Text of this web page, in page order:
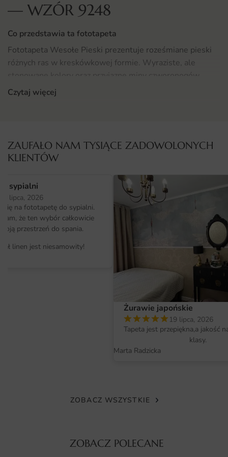
— WZÓR 9248
Co przedstawia ta fototapeta
Fototapeta Wesołe Pieski prezentuje roześmiane pieski
różnych ras w kreskówkowej formie. Wyraziste, ale
sprawiają, że dzieci uwielbiają tę kompozycję.
jak i w roli ozdobnego panelu nad meblem.
Gdzie sprawdzi się fototapeta wesołe Pieski
Ta kompozycja świetnie odnajdzie się w pokoju
dziecięcego, gdzie pełni rolę głównego akcentu
dekoracyjnego. Dobrze współgra z jasnymi meblami,
drewnianymi dodatkami oraz tekstyliami w naturalnych
porównaj różne style.
Dzięki uniwersalnej palecie barw motyw pasuje do
pomieszczeń o różnym metrażu – od kompaktowych
mieszkań po przestronne domy. Można go łączyć z
gładkimi, jednokolorowymi ścianami, co dodatkowo
zapachów, co ma znaczenie zwłaszcza w pokojach
Oferujemy kilka wariantów podłoża – delikatnie matową
Czytaj więcej
ZAUFAŁO NAM TYSIĄCE ZADOWOLONYCH
KLIENTÓW
sypialni
lipca, 2026
się na fototapetę do sypialni.
że ten wybór całkowicie
przestrzeń do spania.
linen jest niesamowity!
Żurawie japońskie
19 lipca, 2026
Tapeta jest przepiękna,a jakość
klasy.
Marta Radzicka
ZOBACZ WSZYSTKIE
ZOBACZ POLECANE